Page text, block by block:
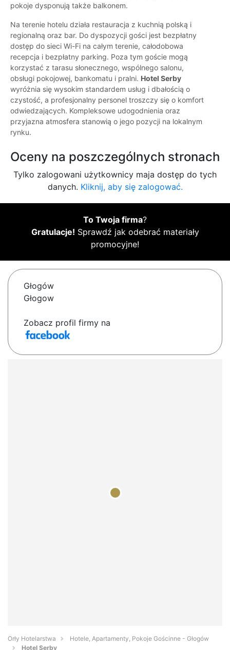
pokoje dysponują także balkonem.
Na terenie hotelu działa restauracja z kuchnią polską i
regionalną oraz bar. Do dyspozycji gości jest bezpłatny
dostęp do sieci Wi-Fi na całym terenie, całodobowa
recepcja i bezpłatny parking. Poza tym goście mogą
korzystać z tarasu słonecznego, wspólnego salonu,
obsługi pokojowej, bankomatu i pralni. Hotel Serby
wyróżnia się wysokim standardem usług i dbałością o
czystość, a profesjonalny personel troszczy się o komfort
odwiedzających. Kompleksowe udogodnienia oraz
przyjazna atmosfera stanowią o jego pozycji na lokalnym
rynku.
Oceny na poszczególnych stronach
Tylko zalogowani użytkownicy maja dostęp do tych
danych. Kliknij, aby się zalogować.
To Twoja firma?
Gratulacje! Sprawdź jak odebrać materiały
promocyjne!
Głogów
Głogow
Zobacz profil firmy na
Orły Hotelarstwa
Hotele, Apartamenty, Pokoje Gościnne - Głogów
Hotel Serby